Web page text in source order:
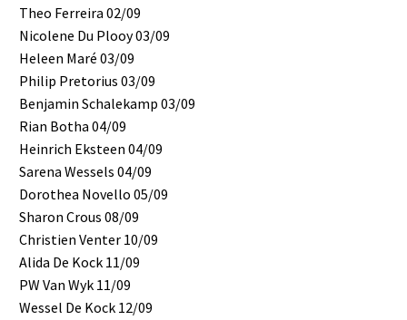
Theo Ferreira 02/09
Nicolene Du Plooy 03/09
Heleen Maré 03/09
Philip Pretorius 03/09
Benjamin Schalekamp 03/09
Rian Botha 04/09
Heinrich Eksteen 04/09
Sarena Wessels 04/09
Dorothea Novello 05/09
Sharon Crous 08/09
Christien Venter 10/09
Alida De Kock 11/09
PW Van Wyk 11/09
Wessel De Kock 12/09